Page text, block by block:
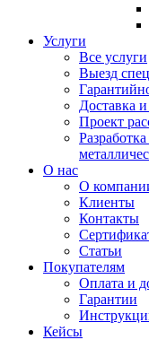
Услуги
Все услуги
Выезд
Доставка
Проект
О нас
О
Клиенты
Контакты
Статьи
Покупателям
Оплата и
Гарантии
Кейсы